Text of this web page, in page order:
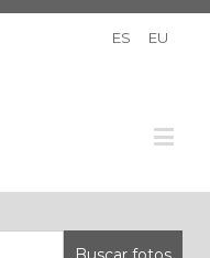
ES EU